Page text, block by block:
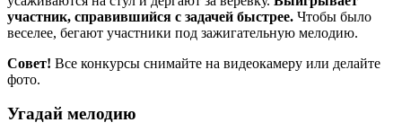
участник, справившийся с задачей быстрее. Чтобы было
веселее, бегают участники под зажигательную мелодию.
Совет! Все конкурсы снимайте на видеокамеру или делайте
фото.
Угадай мелодию